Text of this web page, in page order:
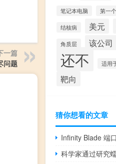
一篇
问题
笔记本电脑 第一个
结核病 美元
角质层 该公司
还不 适用
靶向
猜你想看的文章
Infinity Blade 端